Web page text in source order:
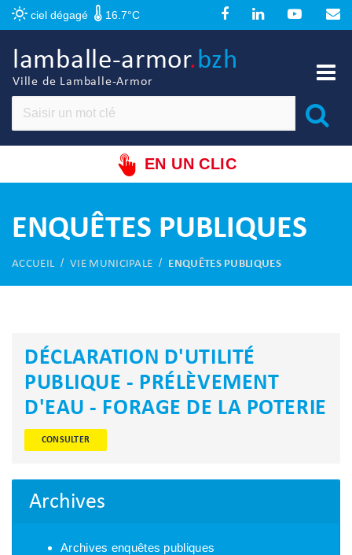
ciel dégagé 16.7°C
lamballe-armor.bzh
Ville de Lamballe-Armor
EN UN CLIC
ENQUÊTES PUBLIQUES
ACCUEIL VIE MUNICIPALE ENQUÊTES PUBLIQUES
DÉCLARATION D'UTILITÉ
PUBLIQUE - PRÉLÈVEMENT
D'EAU - FORAGE DE LA POTERIE
CONSULTER
Archives
Archives enquêtes publiques
Panneau de gestion des cookies